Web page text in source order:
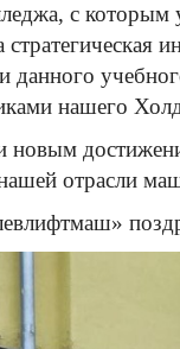
с которым
нашего
новым
отрасли